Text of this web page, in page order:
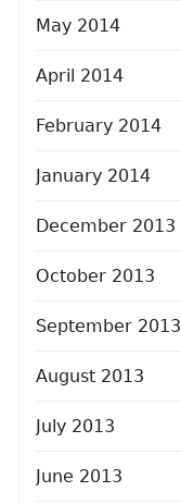
May 2014
April 2014
February 2014
January 2014
December 2013
October 2013
September 2013
August 2013
July 2013
June 2013